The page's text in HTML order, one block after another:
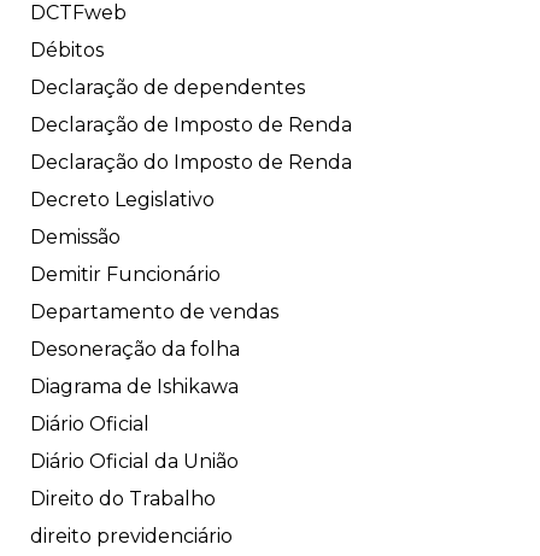
DCTFweb
Débitos
Declaração de dependentes
Declaração de Imposto de Renda
Declaração do Imposto de Renda
Decreto Legislativo
Demissão
Demitir Funcionário
Departamento de vendas
Desoneração da folha
Diagrama de Ishikawa
Diário Oficial
Diário Oficial da União
Direito do Trabalho
direito previdenciário